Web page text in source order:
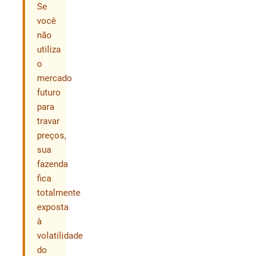
Se
você
não
utiliza
o
mercado
futuro
para
travar
preços,
sua
fazenda
fica
totalmente
exposta
à
volatilidade
do